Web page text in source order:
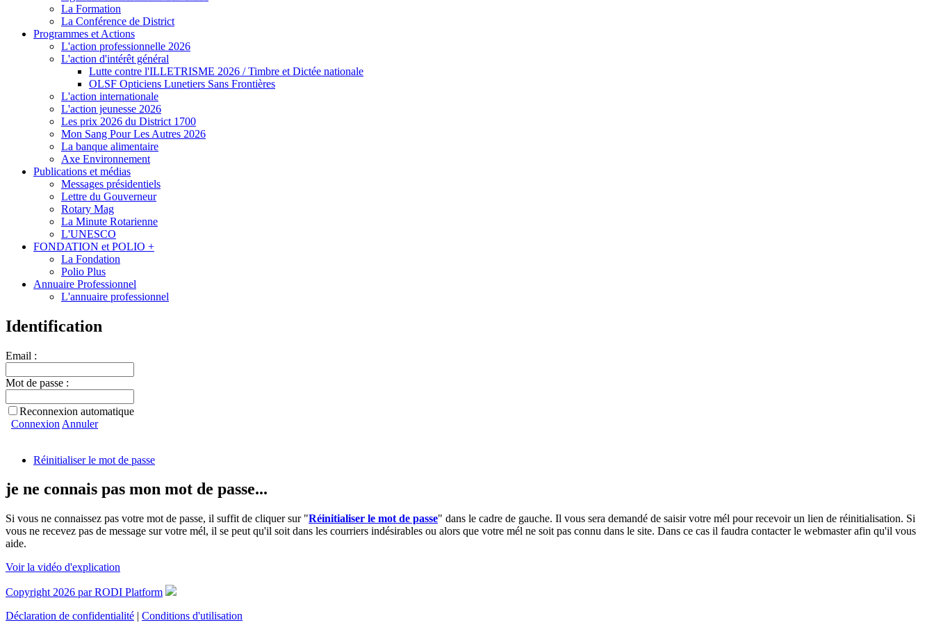
La Formation
La Conférence de District
Programmes et Actions
L'action professionnelle 2026
L'action d'intérêt général
Lutte contre l'ILLETRISME 2026 / Timbre et Dictée nationale
OLSF Opticiens Lunetiers Sans Frontières
L'action internationale
L'action jeunesse 2026
Les prix 2026 du District 1700
Mon Sang Pour Les Autres 2026
La banque alimentaire
Axe Environnement
Publications et médias
Messages présidentiels
Lettre du Gouverneur
Rotary Mag
La Minute Rotarienne
L'UNESCO
FONDATION et POLIO +
La Fondation
Polio Plus
Annuaire Professionnel
L'annuaire professionnel
Identification
Email :
Mot de passe :
Reconnexion automatique
Connexion Annuler
Réinitialiser le mot de passe
je ne connais pas mon mot de passe...
Si vous ne connaissez pas votre mot de passe, il suffit de cliquer sur "Réinitialiser le mot de passe" dans le cadre de gauche. Il vous sera demandé de saisir votre mél pour recevoir un lien de réinitialisation. Si
vous ne recevez pas de message sur votre mél, il se peut qu'il soit dans les courriers indésirables ou alors que votre mél ne soit pas connu dans le site. Dans ce cas il faudra contacter le webmaster afin qu'il vous
aide.
Voir la vidéo d'explication
Copyright 2026 par RODI Platform
Déclaration de confidentialité | Conditions d'utilisation